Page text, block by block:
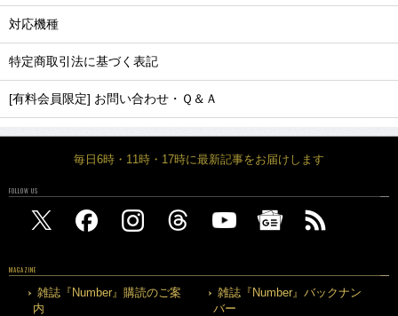
対応機種
特定商取引法に基づく表記
[有料会員限定] お問い合わせ・Ｑ＆Ａ
毎日6時・11時・17時に最新記事をお届けします
FOLLOW US
MAGAZINE
雑誌『Number』購読のご案
内
雑誌『Number』バックナン
バー